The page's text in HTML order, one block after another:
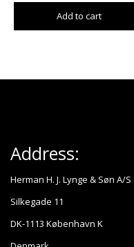
Add to cart
Address:
Herman H. J. Lynge & Søn A/S
Silkegade 11
DK-1113 København K